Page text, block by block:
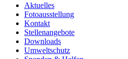
Aktuelles
Fotoausstellung
Kontakt
Stellenangebote
Downloads
Umweltschutz